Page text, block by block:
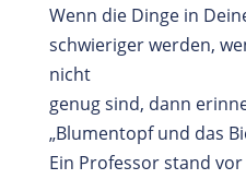
Wenn die Dinge in
schwieriger werden,
nicht
genug sind, dann
„Blumentopf und das
Ein Professor stand